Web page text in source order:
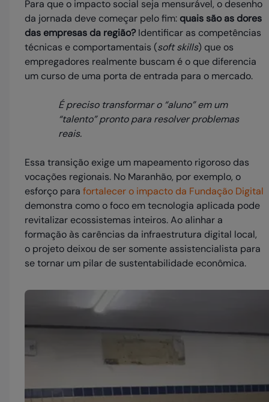
Para que o impacto social seja mensurável, o desenho
da jornada deve começar pelo fim: quais são as dores
das empresas da região?Identificar as competências
técnicas e comportamentais (soft skills) que os
empregadores realmente buscam é o que diferencia
um curso de uma porta de entrada para o mercado.
É preciso transformar o “aluno” em um
“talento” pronto para resolver problemas
reais.
Essa transição exige um mapeamento rigoroso das
vocações regionais. No Maranhão, por exemplo, o
esforço para fortalecer o impacto da Fundação Digital
demonstra como o foco em tecnologia aplicada pode
revitalizar ecossistemas inteiros. Ao alinhar a
formação às carências da infraestrutura digital local,
o projeto deixou de ser somente assistencialista para
se tornar um pilar de sustentabilidade econômica.